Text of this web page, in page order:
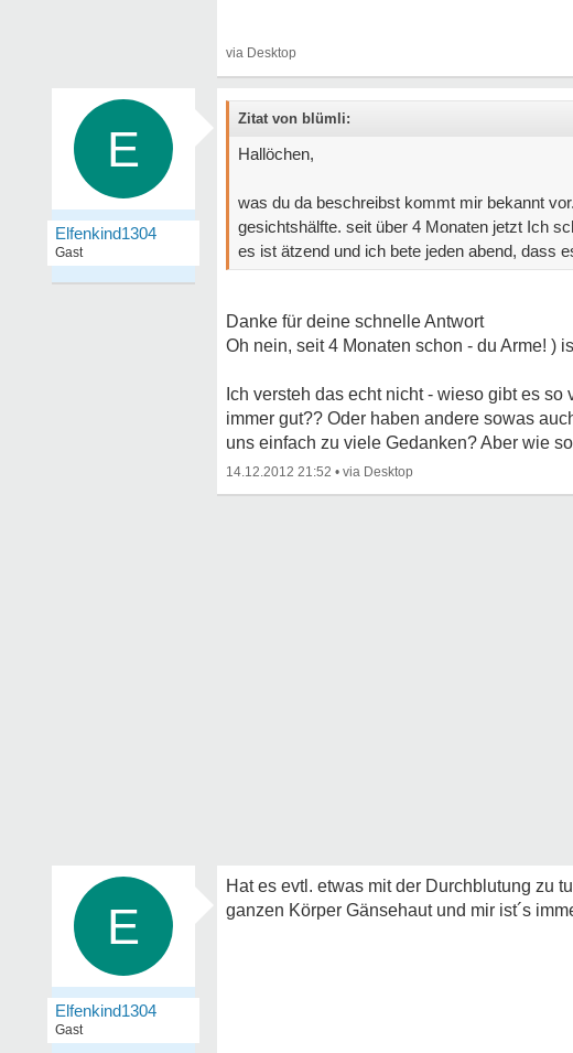
E
Elfenkind1304
Gast
Zitat von blümli:
Hallöchen,
was du da beschreibst kommt mir bekannt
gesichtshälfte. seit über 4 Monaten jetzt Ich
es ist ätzend und ich bete jeden abend, dass
Danke für deine schnelle Antwort
Oh nein, seit 4 Monaten schon - du Arme! )
Ich versteh das echt nicht - wieso gibt es
immer gut?? Oder haben andere sowas
uns einfach zu viele Gedanken? Aber wie
14.12.2012 21:52 •
E
Elfenkind1304
Gast
Hat es evtl. etwas mit der Durchblutung zu
ganzen Körper Gänsehaut und mir ist´s